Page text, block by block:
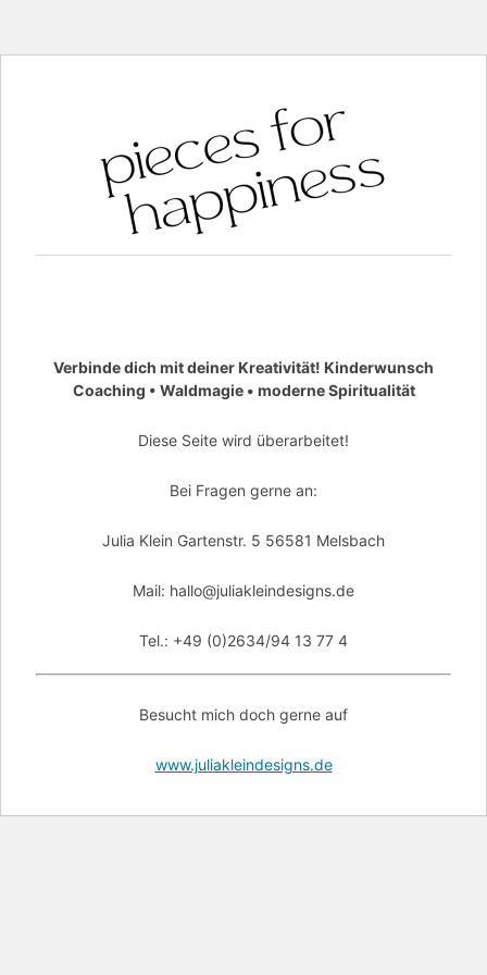
Verbinde dich mit deiner Kreativität! Kinderwunsch
Coaching • Waldmagie • moderne Spiritualität
Diese Seite wird überarbeitet!
Bei Fragen gerne an:
Julia Klein Gartenstr. 5 56581 Melsbach
Mail: hallo@juliakleindesigns.de
Tel.: +49 (0)2634/94 13 77 4
Besucht mich doch gerne auf
www.juliakleindesigns.de